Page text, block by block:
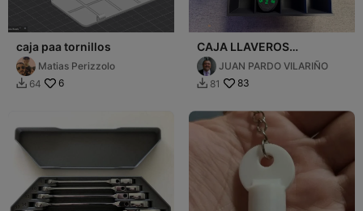
caja paa tornillos
Matias Perizzolo
 64 6
CAJA LLAVEROS
SOLIDARIOS
JUAN PARDO VILARIÑO
 81 83